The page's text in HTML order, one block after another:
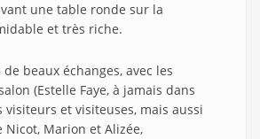
une table ronde sur la
et très riche.
de beaux échanges, avec les
(Estelle Faye, à jamais dans
visiteurs et visiteuses, mais aussi
Nicot, Marion et Alizée,